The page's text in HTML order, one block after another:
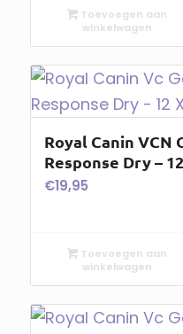
Toevoegen aan
winkelwagen
Royal Canin
Response Dry –
€19,95
Toevoegen aan
winkelwagen